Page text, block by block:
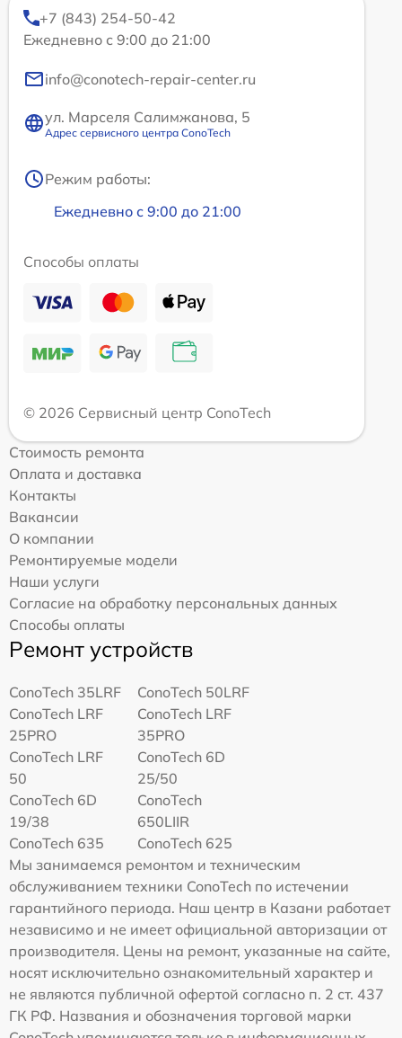
+7 (843) 254-50-42
Ежедневно с 9:00 до 21:00
info@conotech-repair-center.ru
ул. Марселя Салимжанова, 5
Адрес сервисного центра ConoTech
Режим работы:
Ежедневно с 9:00 до 21:00
Способы оплаты
© 2026 Сервисный центр ConoTech
Стоимость ремонта
Оплата и доставка
Контакты
Вакансии
О компании
Ремонтируемые модели
Наши услуги
Согласие на обработку персональных данных
Способы оплаты
Ремонт устройств
ConoTech 35LRF
ConoTech 50LRF
ConoTech LRF
25PRO
ConoTech LRF
35PRO
ConoTech LRF
50
ConoTech 6D
25/50
ConoTech 6D
19/38
ConoTech
650LIIR
ConoTech 635
ConoTech 625
Мы занимаемся ремонтом и техническим
обслуживанием техники ConoTech по истечении
гарантийного периода. Наш центр в Казани работает
независимо и не имеет официальной авторизации от
производителя. Цены на ремонт, указанные на сайте,
носят исключительно ознакомительный характер и
не являются публичной офертой согласно п. 2 ст. 437
ГК РФ. Названия и обозначения торговой марки